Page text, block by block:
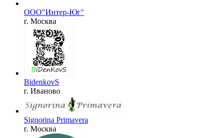
ООО"Интер-Юг"
г. Москва
BidenkovS
г. Иваново
Signorina Primavera
г. Москва